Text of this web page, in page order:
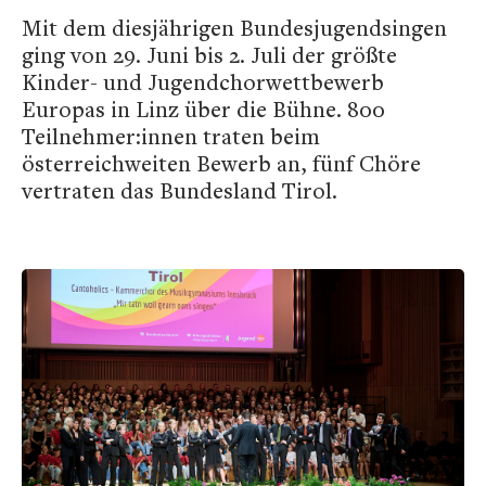
Mit dem diesjährigen Bundesjugendsingen
ging von 29. Juni bis 2. Juli der größte
Kinder- und Jugendchorwettbewerb
Europas in Linz über die Bühne. 800
Teilnehmer:innen traten beim
österreichweiten Bewerb an, fünf Chöre
vertraten das Bundesland Tirol.